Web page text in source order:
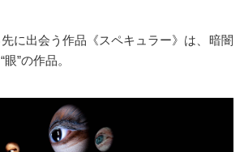
に出会う作品《スペキュラー》は、暗闇
”の作品。